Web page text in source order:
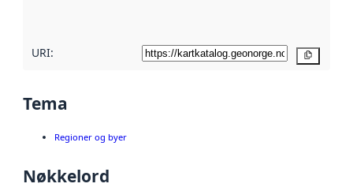
URI:
Tema
Regioner og byer
Nøkkelord